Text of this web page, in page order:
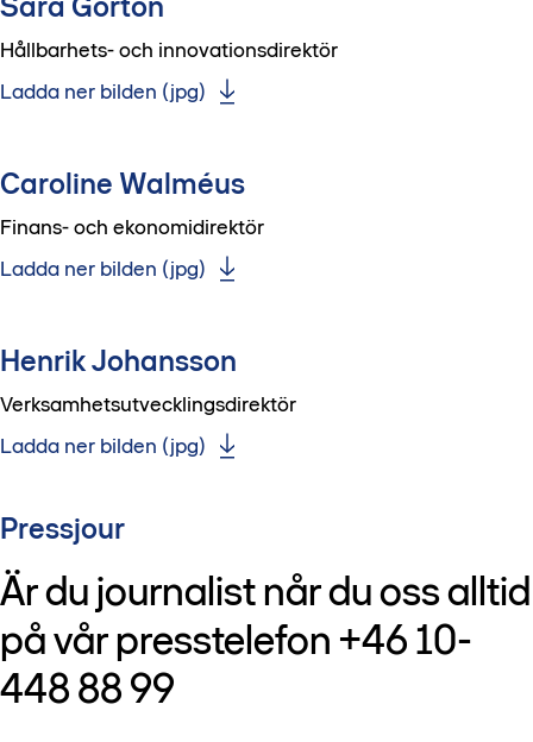
Hållbarhets- och innovationsdirektör
Ladda ner bilden (jpg)
Caroline Walméus
Finans- och ekonomidirektör
Ladda ner bilden (jpg)
Henrik Johansson
Verksamhetsutvecklingsdirektör
Ladda ner bilden (jpg)
Pressjour
Är du journalist når du oss alltid
på vår presstelefon +46 10-
448 88 99